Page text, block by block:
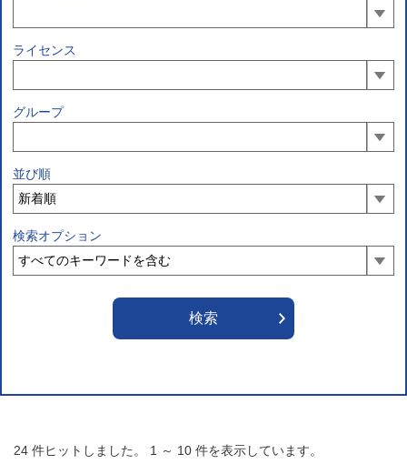
ライセンス
グループ
並び順
検索オプション
24 件ヒットしました。 1 ～ 10 件を表示しています。